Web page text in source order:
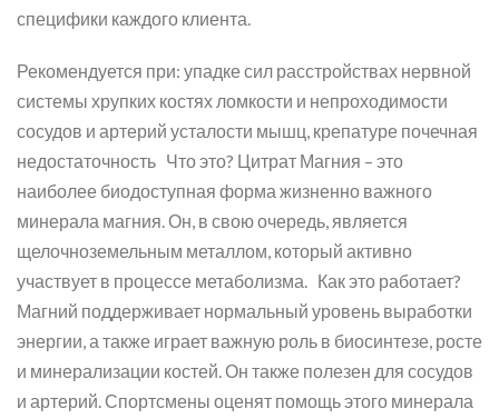
специфики каждого клиента.
Рекомендуется при: упадке сил расстройствах нервной
системы хрупких костях ломкости и непроходимости
сосудов и артерий усталости мышц, крепатуре почечная
недостаточность Что это? Цитрат Магния – это
наиболее биодоступная форма жизненно важного
минерала магния. Он, в свою очередь, является
щелочноземельным металлом, который активно
участвует в процессе метаболизма. Как это работает?
Магний поддерживает нормальный уровень выработки
энергии, а также играет важную роль в биосинтезе, росте
и минерализации костей. Он также полезен для сосудов
и артерий. Спортсмены оценят помощь этого минерала